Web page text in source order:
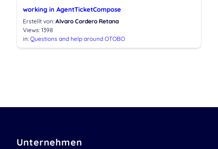
working in AgentTicketCompose
Erstellt von: Alvaro Cordero Retana
Views: 1398
in: Questions and help around OTOBO
Unternehmen